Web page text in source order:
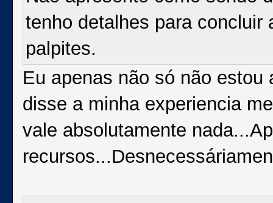
tenho detalhes para concluir
palpites.
Eu apenas não só não
disse a minha experiencia
vale absolutamente